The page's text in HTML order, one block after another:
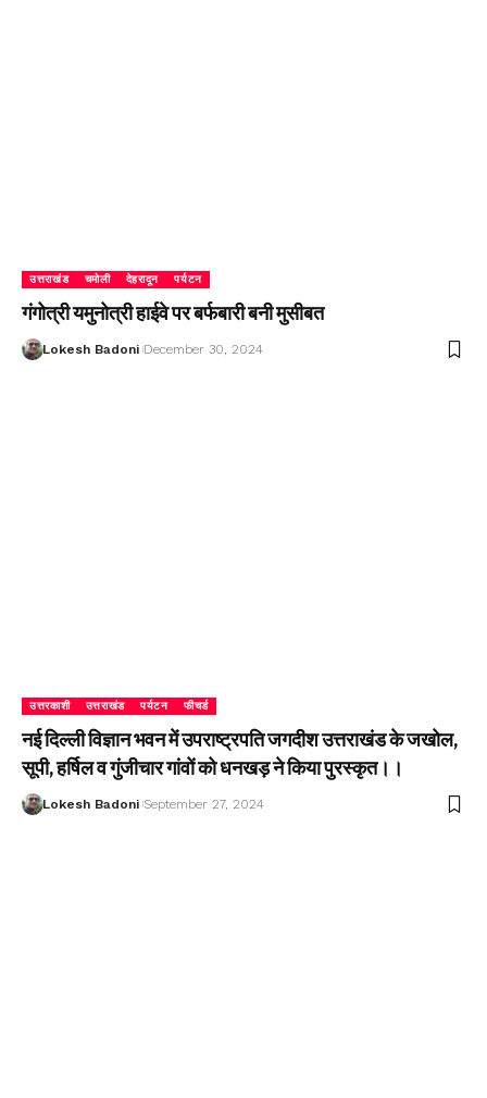
उत्तराखंड चमोली देहरादून पर्यटन
गंगोत्री यमुनोत्री हाईवे पर बर्फबारी बनी मुसीबत
Lokesh Badoni December 30, 2024
उत्तरकाशी उत्तराखंड पर्यटन फीचर्ड
नई दिल्ली विज्ञान भवन में उपराष्ट्रपति जगदीश उत्तराखंड के जखोल,
सूपी, हर्षिल व गुंजीचार गांवों को धनखड़ ने किया पुरस्कृत।।
Lokesh Badoni September 27, 2024